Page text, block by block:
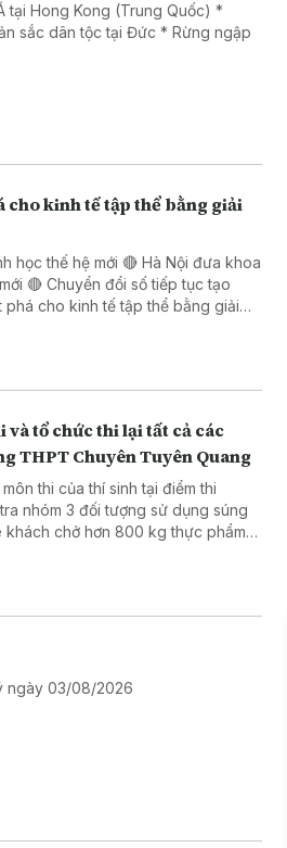
tại Hong Kong (Trung Quốc) *
sắc dân tộc tại Đức * Rừng ngập
cho kinh tế tập thể bằng giải
học thế hệ mới 🔴 Hà Nội đưa khoa
🔴 Chuyển đổi số tiếp tục tạo
và tổ chức thi lại tất cả các
THPT Chuyên Tuyên Quang
thi của thí sinh tại điểm thi
ngày 03/08/2026